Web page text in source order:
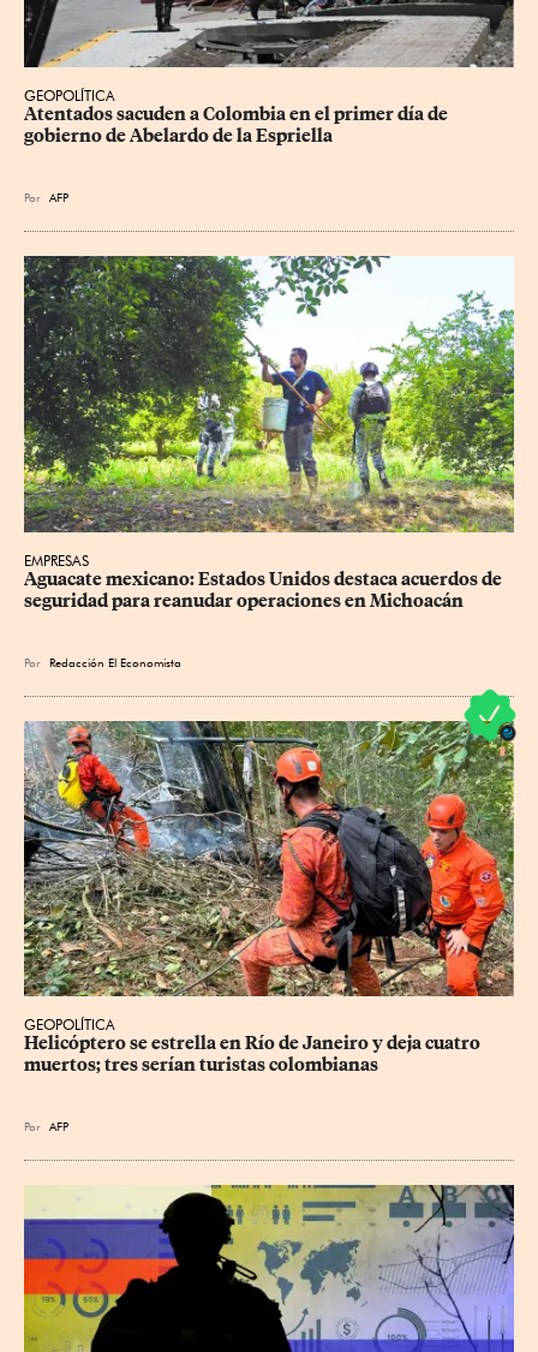
GEOPOLÍTICA
Atentados sacuden a Colombia en el primer día de
gobierno de Abelardo de la Espriella
Por AFP
EMPRESAS
Aguacate mexicano: Estados Unidos destaca acuerdos de
seguridad para reanudar operaciones en Michoacán
Por Redacción El Economista
GEOPOLÍTICA
Helicóptero se estrella en Río de Janeiro y deja cuatro
muertos; tres serían turistas colombianas
Por AFP